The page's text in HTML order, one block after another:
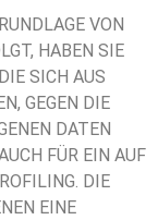
VON
HABEN SIE
SICH AUS
GEGEN DIE
DATEN
FÜR EIN AUF
DIE
EINE